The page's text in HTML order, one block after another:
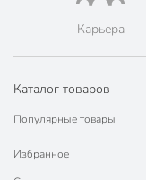
Карьера
Каталог товаров
Популярные товары
Избранное